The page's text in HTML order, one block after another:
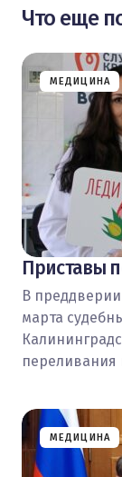
Что еще
МЕДИЦИНА
Приставы
В
марта
переливания
МЕДИЦИНА